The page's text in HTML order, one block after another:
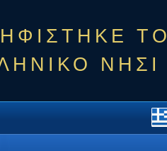
ΤΟ
ΝΗΣΙ